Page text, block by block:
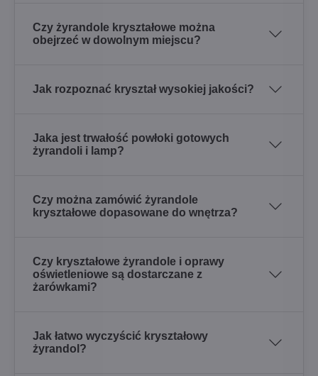
Czy żyrandole kryształowe można
obejrzeć w dowolnym miejscu?
Jak rozpoznać kryształ wysokiej jakości?
Jaka jest trwałość powłoki gotowych
żyrandoli i lamp?
Czy można zamówić żyrandole
kryształowe dopasowane do wnętrza?
Czy kryształowe żyrandole i oprawy
oświetleniowe są dostarczane z
żarówkami?
Jak łatwo wyczyścić kryształowy
żyrandol?